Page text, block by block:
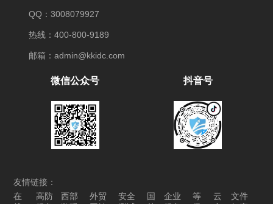
QQ：3008079927
热线：400-800-9189
邮箱：admin@kkidc.com
微信公众号 抖音号
友情链接：
在
高防
西部
外贸
安全
国
企业
等
云
文件